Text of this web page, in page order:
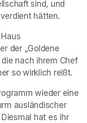
sind, und
hätten.
der „Goldene
nach ihrem Chef
so wirklich reißt.
wieder eine
ausländischer
hat es ihr